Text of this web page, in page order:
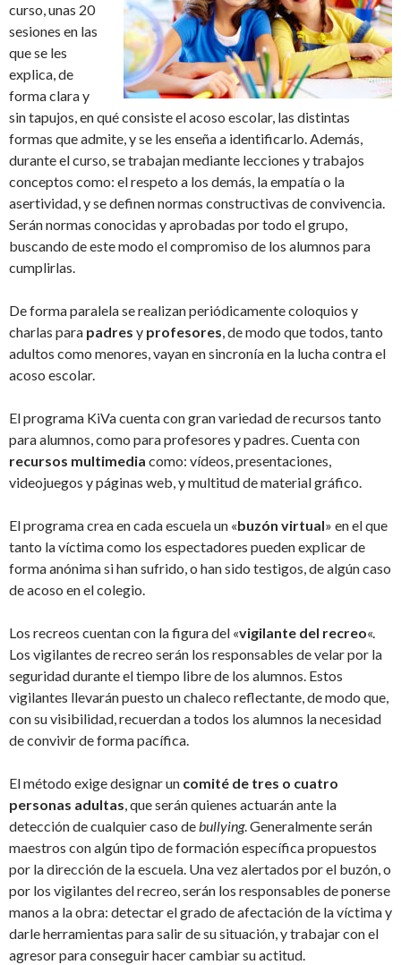
curso, unas 20
sesiones en las
que se les
explica, de
forma clara y
sin tapujos, en qué consiste el acoso escolar, las distintas
formas que admite, y se les enseña a identificarlo. Además,
durante el curso, se trabajan mediante lecciones y trabajos
conceptos como: el respeto a los demás, la empatía o la
asertividad, y se definen normas constructivas de convivencia.
Serán normas conocidas y aprobadas por todo el grupo,
buscando de este modo el compromiso de los alumnos para
cumplirlas.
De forma paralela se realizan periódicamente coloquios y
charlas para padres y profesores, de modo que todos, tanto
adultos como menores, vayan en sincronía en la lucha contra el
acoso escolar.
El programa KiVa cuenta con gran variedad de recursos tanto
para alumnos, como para profesores y padres. Cuenta con
recursos multimedia como: vídeos, presentaciones,
videojuegos y páginas web, y multitud de material gráfico.
El programa crea en cada escuela un «buzón virtual» en el que
tanto la víctima como los espectadores pueden explicar de
forma anónima si han sufrido, o han sido testigos, de algún caso
de acoso en el colegio.
Los recreos cuentan con la figura del «vigilante del recreo«.
Los vigilantes de recreo serán los responsables de velar por la
seguridad durante el tiempo libre de los alumnos. Estos
vigilantes llevarán puesto un chaleco reflectante, de modo que,
con su visibilidad, recuerdan a todos los alumnos la necesidad
de convivir de forma pacífica.
El método exige designar un comité de tres o cuatro
personas adultas, que serán quienes actuarán ante la
detección de cualquier caso debullying. Generalmente serán
maestros con algún tipo de formación específica propuestos
por la dirección de la escuela. Una vez alertados por el buzón, o
por los vigilantes del recreo, serán los responsables de ponerse
manos a la obra: detectar el grado de afectación de la víctima y
darle herramientas para salir de su situación, y trabajar con el
agresor para conseguir hacer cambiar su actitud.